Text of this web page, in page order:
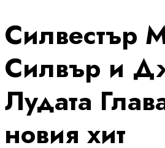
Силвестър
Силвър и
Лудата
новия хит